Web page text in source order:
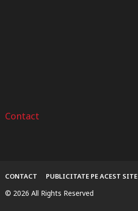
Contact
CONTACT PUBLICITATE PE ACEST SITE
© 2026 All Rights Reserved